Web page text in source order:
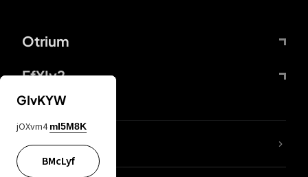
Otrium
FfYIy2
65A04M
GIvKYW
jOXvm4 mI5M8K
BMcLyf